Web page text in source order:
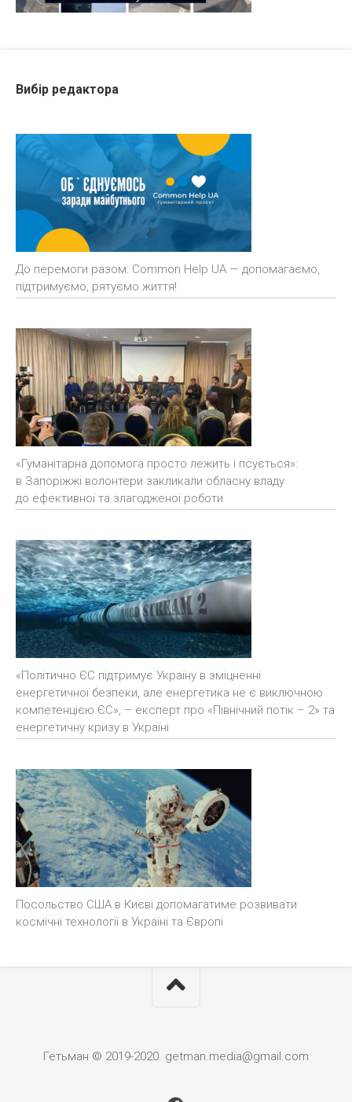
Вибір редактора
До перемоги разом: Common Help UA — допомагаємо,
підтримуємо, рятуємо життя!
«Гуманітарна допомога просто лежить і псується»:
в Запоріжжі волонтери закликали обласну владу
до ефективної та злагодженої роботи
«Політично ЄС підтримує Україну в зміцненні
енергетичної безпеки, але енергетика не є виключною
компетенцією ЄС», – експерт про «Північний потік – 2» та
енергетичну кризу в Україні
Посольство США в Києві допомагатиме розвивати
космічні технології в Україні та Європі
Гетьман © 2019-2020. getman.media@gmail.com